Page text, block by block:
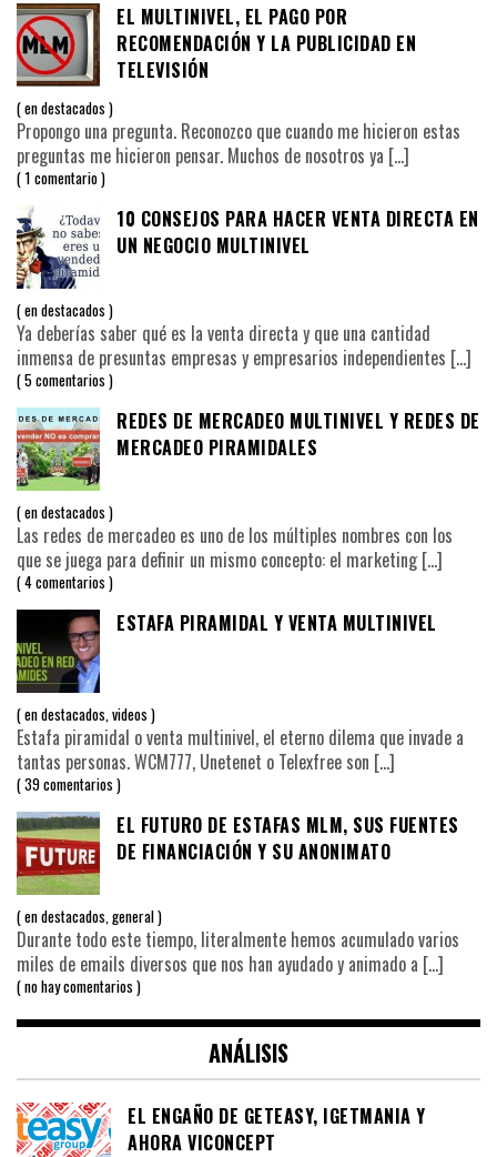
EL MULTINIVEL, EL PAGO POR
RECOMENDACIÓN Y LA PUBLICIDAD EN
TELEVISIÓN
endestacados
Propongo una pregunta. Reconozco que cuando me hicieron estas
preguntas me hicieron pensar. Muchos de nosotros ya […]
1 comentario
10 CONSEJOS PARA HACER VENTA DIRECTA EN
UN NEGOCIO MULTINIVEL
endestacados
Ya deberías saber qué es la venta directa y que una cantidad
inmensa de presuntas empresas y empresarios independientes […]
5 comentarios
REDES DE MERCADEO MULTINIVEL Y REDES DE
MERCADEO PIRAMIDALES
endestacados
Las redes de mercadeo es uno de los múltiples nombres con los
que se juega para definir un mismo concepto: el marketing[…]
4 comentarios
ESTAFA PIRAMIDAL Y VENTA MULTINIVEL
endestacados videos
Estafa piramidal o venta multinivel, el eterno dilema que invade a
tantas personas. WCM777, Unetenet o Telexfree son […]
39 comentarios
EL FUTURO DE ESTAFAS MLM, SUS FUENTES
DE FINANCIACIÓN Y SU ANONIMATO
endestacados general
Durante todo este tiempo, literalmente hemos acumulado varios
miles de emails diversos que nos han ayudado y animado a […]
no hay comentarios
ANÁLISIS
EL ENGAÑO DE GETEASY, IGETMANIA Y
AHORA VICONCEPT